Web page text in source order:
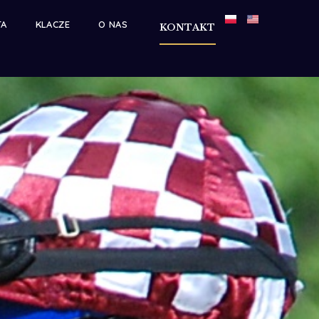
KLACZE O NAS KONTAKT